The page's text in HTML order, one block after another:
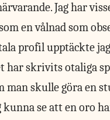
Jag har
en vålnad som
profil upptäckte
har skrivits otaliga
skulle göra en
se att en oro